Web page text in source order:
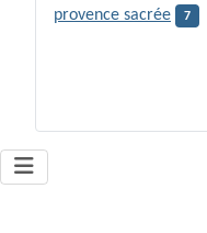
provence sacrée 7